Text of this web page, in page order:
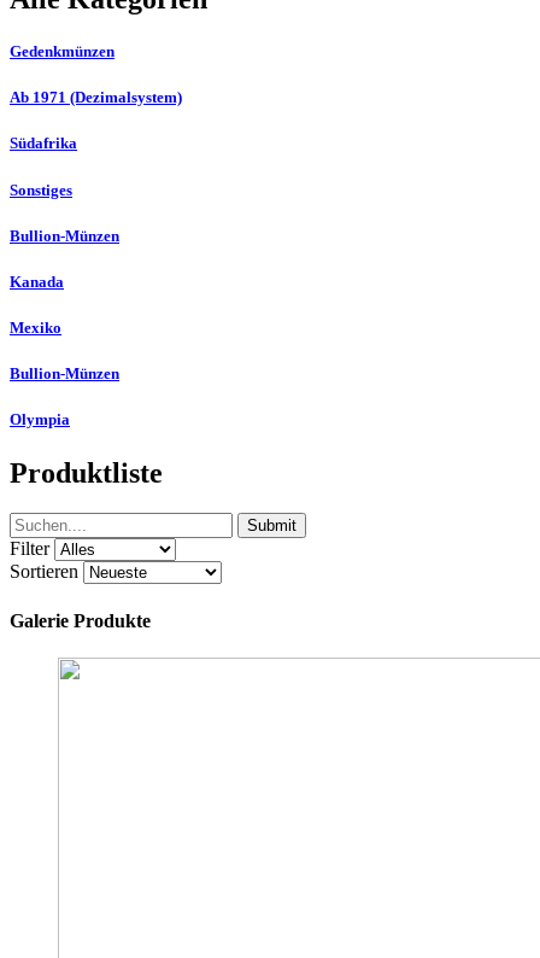
Gedenkmünzen
Ab 1971 (Dezimalsystem)
Südafrika
Sonstiges
Bullion-Münzen
Kanada
Mexiko
Bullion-Münzen
Olympia
Produktliste
Submit
Filter
Sortieren
Galerie Produkte